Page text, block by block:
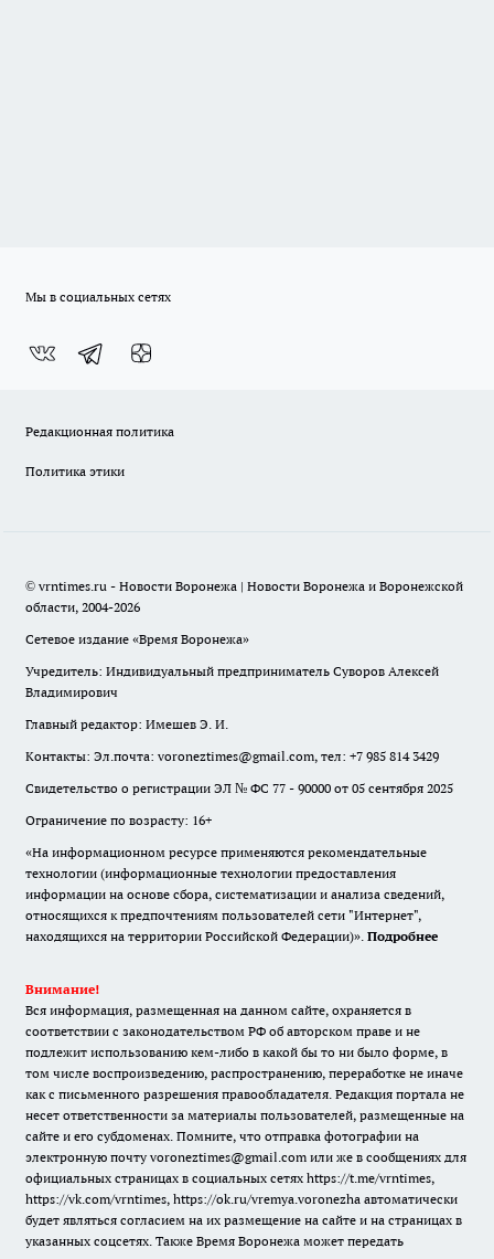
Мы в социальных сетях
Редакционная политика
Политика этики
© vrntimes.ru - Новости Воронежа | Новости Воронежа и Воронежской
области, 2004-2026
Сетевое издание «Время Воронежа»
Учредитель: Индивидуальный предприниматель Суворов Алексей
Владимирович
Главный редактор: Имешев Э. И.
Контакты: Эл.почта: voroneztimes@gmail.com, тел: +7 985 814 3429
Свидетельство о регистрации ЭЛ № ФС 77 - 90000 от 05 сентября 2025
Ограничение по возрасту: 16+
«На информационном ресурсе применяются рекомендательные
технологии (информационные технологии предоставления
информации на основе сбора, систематизации и анализа сведений,
относящихся к предпочтениям пользователей сети "Интернет",
находящихся на территории Российской Федерации)». Подробнее
Внимание!
Вся информация, размещенная на данном сайте, охраняется в
соответствии с законодательством РФ об авторском праве и не
подлежит использованию кем-либо в какой бы то ни было форме, в
том числе воспроизведению, распространению, переработке не иначе
как с письменного разрешения правообладателя. Редакция портала не
несет ответственности за материалы пользователей, размещенные на
сайте и его субдоменах. Помните, что отправка фотографии на
электронную почту voroneztimes@gmail.com или же в сообщениях для
официальных страницах в социальных сетях https://t.me/vrntimes,
https://vk.com/vrntimes, https://ok.ru/vremya.voronezha автоматически
будет являться согласием на их размещение на сайте и на страницах в
указанных соцсетях. Также Время Воронежа может передать